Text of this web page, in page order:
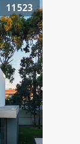
11523